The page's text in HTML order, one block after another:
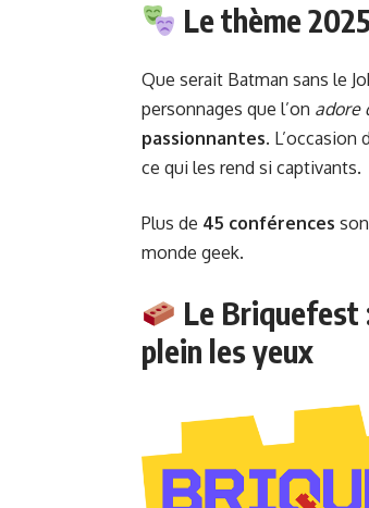
Le thème
Que serait Batman sans le
personnages que l’on adore
passionnantes.
ce qui les rend si captivants.
Plus de 45 conférences
monde geek.
Le Briquefest
plein les yeux